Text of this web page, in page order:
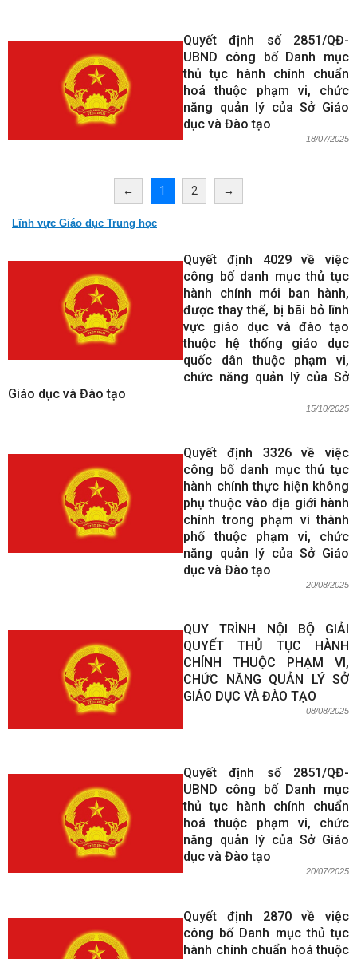
Quyết định số 2851/QĐ-
UBND công bố Danh mục
thủ tục hành chính chuẩn
hoá thuộc phạm vi, chức
năng quản lý của Sở Giáo
dục và Đào tạo
18/07/2025
← 1 2 →
Lĩnh vực Giáo dục Trung học
Quyết định 4029 về việc
công bố danh mục thủ tục
hành chính mới ban hành,
được thay thế, bị bãi bỏ lĩnh
vực giáo dục và đào tạo
thuộc hệ thống giáo dục
quốc dân thuộc phạm vi,
chức năng quản lý của Sở
Giáo dục và Đào tạo
15/10/2025
Quyết định 3326 về việc
công bố danh mục thủ tục
hành chính thực hiện không
phụ thuộc vào địa giới hành
chính trong phạm vi thành
phố thuộc phạm vi, chức
năng quản lý của Sở Giáo
dục và Đào tạo
20/08/2025
QUY TRÌNH NỘI BỘ GIẢI
QUYẾT THỦ TỤC HÀNH
CHÍNH THUỘC PHẠM VI,
CHỨC NĂNG QUẢN LÝ SỞ
GIÁO DỤC VÀ ĐÀO TẠO
08/08/2025
Quyết định số 2851/QĐ-
UBND công bố Danh mục
thủ tục hành chính chuẩn
hoá thuộc phạm vi, chức
năng quản lý của Sở Giáo
dục và Đào tạo
20/07/2025
Quyết định 2870 về việc
công bố Danh mục thủ tục
hành chính chuẩn hoá thuộc